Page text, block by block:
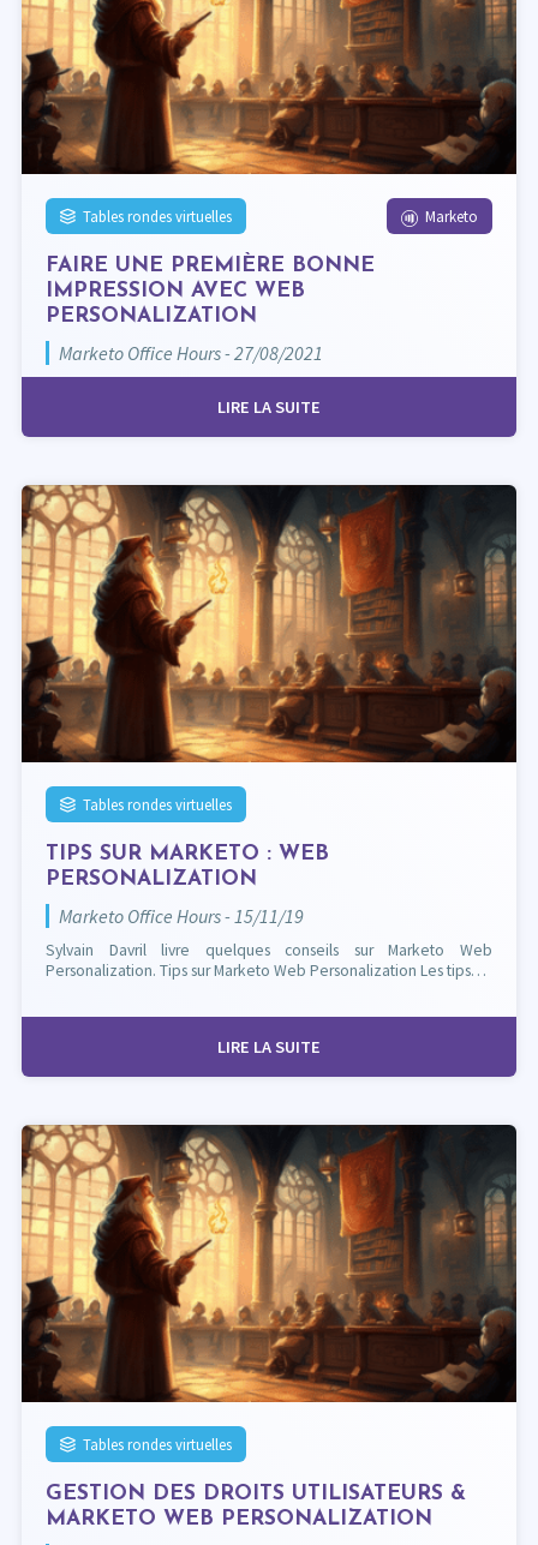
Tables rondes virtuelles Marketo
FAIRE UNE PREMIÈRE BONNE
IMPRESSION AVEC WEB
PERSONALIZATION
Marketo Office Hours - 27/08/2021
LIRE LA SUITE
Tables rondes virtuelles
TIPS SUR MARKETO : WEB
PERSONALIZATION
Marketo Office Hours - 15/11/19
Sylvain Davril livre quelques conseils sur Marketo Web
Personalization. Tips sur Marketo Web Personalization Les tips…
LIRE LA SUITE
Tables rondes virtuelles
GESTION DES DROITS UTILISATEURS &
MARKETO WEB PERSONALIZATION